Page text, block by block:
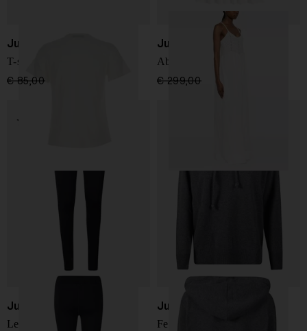
Jucca
T-shirt in cotone
€ 85,00
Jucca
Abito in crochet
€ 299,00 € 209,00
Jucca
Leggings
Jucca
Felpa con cappuccio